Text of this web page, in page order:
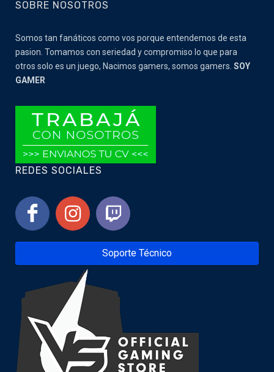
SOBRE NOSOTROS
Somos tan fanáticos como vos porque entendemos de esta
pasion. Tomamos con seriedad y compromiso lo que para
otros solo es un juego, Nacimos gamers, somos gamers. SOY
GAMER
REDES SOCIALES
Soporte Técnico